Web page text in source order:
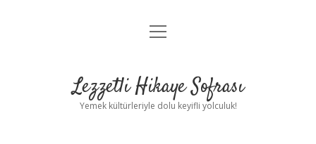
Anasayfa
Yasal Uyarı
menüyü
Lezzetli Hikaye Sofrası
Yemek kültürleriyle dolu keyifli yolculuk!